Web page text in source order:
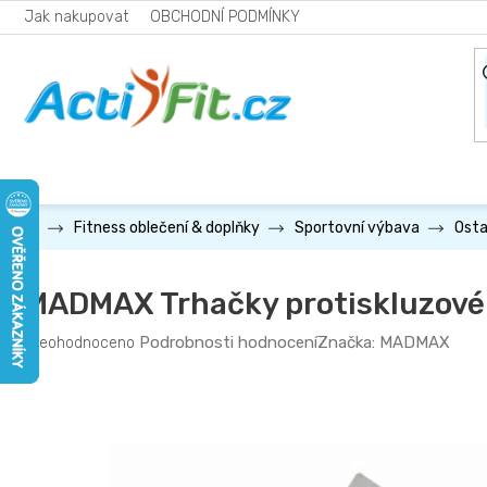
Přejít
na
Jak nakupovat OBCHODNÍ PODMÍNKY
Fitness oblečení & doplňky Sportovní výbava
MADMAX Trhačky
Průměrné
hodnocení
produktu
Neohodnoceno Podrobnosti hodnoceníZnačka: MADMAX